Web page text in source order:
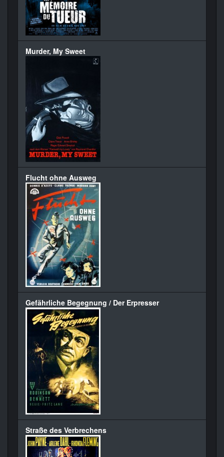
Murder, My Sweet
Flucht ohne Ausweg
Gefährliche Begegnung / Der Erpresser
Straße des Verbrechens